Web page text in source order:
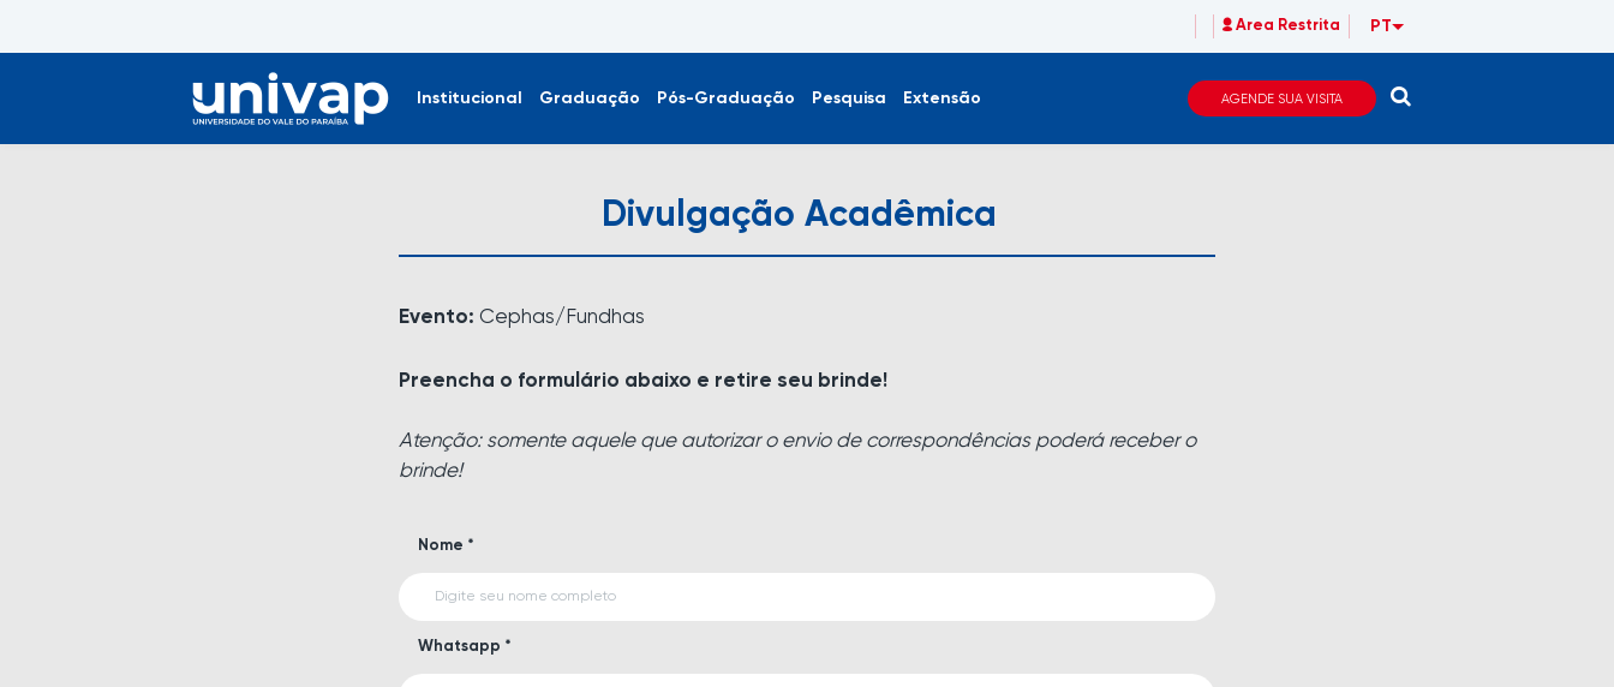
Area Restrita PT
Institucional Graduação Pós-Graduação Pesquisa Extensão AGENDE SUA VISITA
Divulgação Acadêmica
Evento: Cephas/Fundhas
Preencha o formulário abaixo e retire seu brinde!
Atenção: somente aquele que autorizar o envio de correspondências poderá receber o
brinde!
Nome *
Whatsapp *